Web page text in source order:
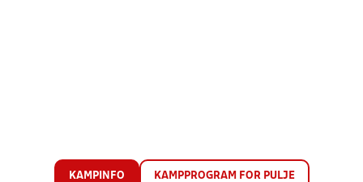
KAMPINFO KAMPPROGRAM FOR PULJE